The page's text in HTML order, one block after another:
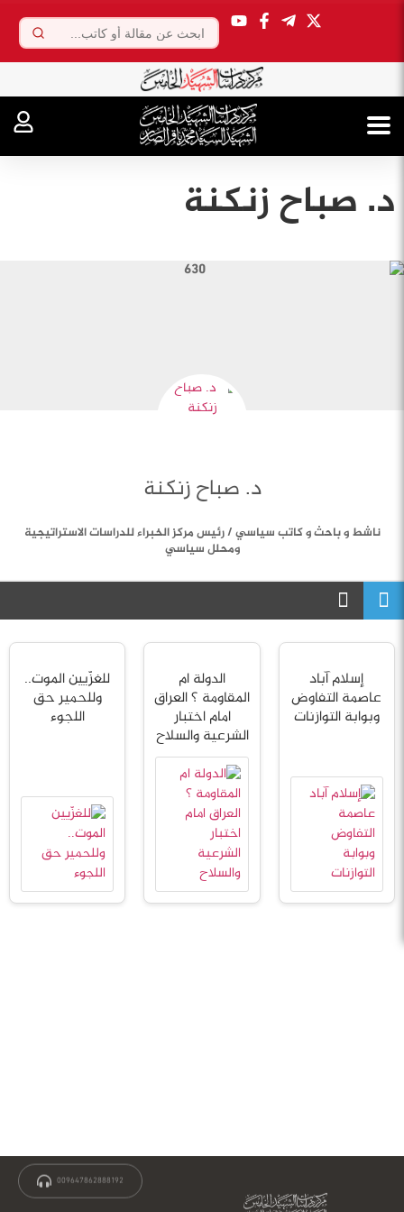
.
د. صباح زنكنة
د. صباح زنكنة
ناشط و باحث و کاتب سياسي / رئيس مركز الخبراء للدراسات الاستراتيجية
ومحلل سياسي
إسلام آباد
عاصمة التفاوض
وبوابة التوازنات
الدولة ام
المقاومة ؟ العراق
امام اختبار
الشرعية والسلاح
للغزّيين الموت..
وللحمير حق
اللجوء
009647862888192